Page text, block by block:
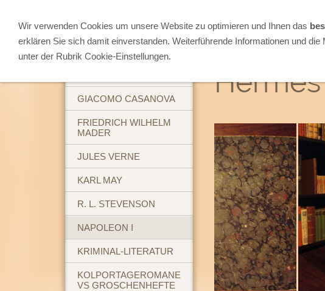
ABENTEUERBÜCHER
GIACOMO CASANOVA
FRIEDRICH WILHELM
MADER
JULES VERNE
KARL MAY
R. L. STEVENSON
NAPOLEON I
KRIMINAL-LITERATUR
KOLPORTAGEROMANE
VS GROSCHENHEFTE
Wir verwenden Cookies um unsere Website zu optimieren und Ihnen das
erklären Sie sich damit einverstanden. Weiterführende Informationen und
unter der Rubrik Cookie-Einstellungen.